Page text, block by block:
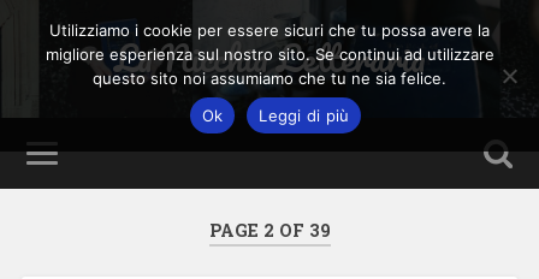
La Nicchia Letteraria
PAGE 2 OF 39
Utilizziamo i cookie per essere sicuri che tu possa avere la
migliore esperienza sul nostro sito. Se continui ad utilizzare
questo sito noi assumiamo che tu ne sia felice.
Ok
Leggi di più